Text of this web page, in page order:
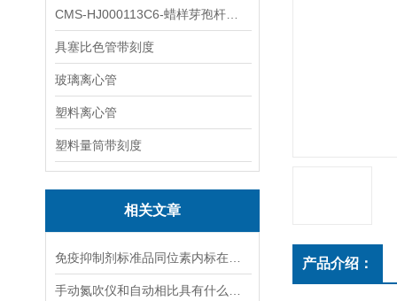
具塞比色管带刻度
玻璃离心管
塑料离心管
塑料量筒带刻度
相关文章
产品介绍：